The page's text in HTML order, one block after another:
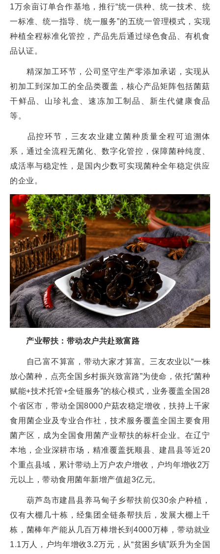
1万余亩订单合作基地，推行“统一供种、统一技术、统
一标准、统一指导、统一服务”的五统一管理模式，实现
种植全程标准化管控，产品先后通过绿色食品、有机食
品认证。
精深加工环节，公司坚守生产零添加承诺，实现从
初加工到深加工的全品类覆盖，核心产品矩阵包括菌菇
干鲜品、山珍礼盒、速冻加工制品、新生代健康食品
等。
品控环节，三友农业建立菌种质量全程可追溯体
系，通过全流程无菌化、数字化管控，保障菌种纯度、
成活率与稳定性，是国内少数可实现菌种全年稳定供应
的企业。
产业帮扶：带动农户共赴致富路
自己富不算富，带动大家才算富。三友农业以“一株
放心菌种，点亮全国乡村振兴致富路”为使命，依托“菌种
赋能+技术托管+全链服务”的核心模式，业务覆盖全国28
个省区市，带动全国8000户菇农稳定增收，扶持上千家
食用菌企业及专业合作社，技术服务覆盖全国主要食用
菌产区，成为全国食用菌产业帮扶的标杆企业。在辽宁
本地，企业深耕市场，精准覆盖抚顺县、建昌县等近20
个重点县域，累计带动上万户农户增收，户均年增收2万
元以上，带动食用菌年新增产值超3亿元。
葫芦岛市建昌县养马甸子乡帮扶前仅30余户种植，
仅有大棚几十栋，经集团全链条帮扶后，发展大棚上千
栋，菌棒年产能从几百万棒增长到4000万棒，带动就业
1.1万人，户均年增收3.2万元，从“贫困乡镇”跃升为全国